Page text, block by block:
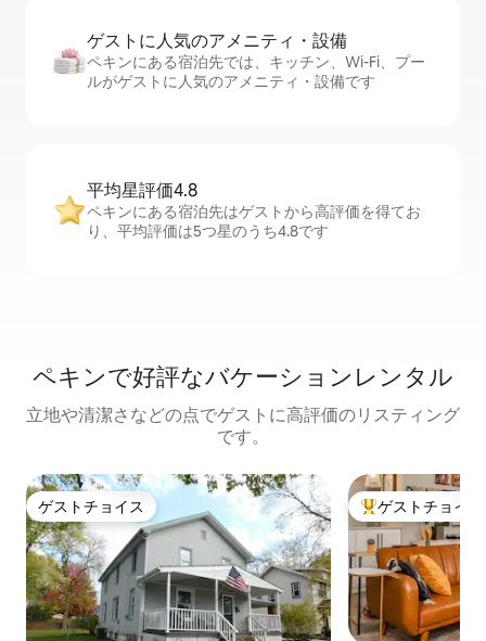
ゲストに人⁠気⁠のア⁠メ⁠ニ⁠テ⁠ィ・設⁠備
ペキンにある宿泊先では、キッチン、Wi-Fi、プー
ルがゲストに人気のアメニティ・設備です
平均星評価4.8
ペキンにある宿泊先はゲストから高評価を得てお
り、平均評価は5つ星のうち4.8です
ペキンで好評なバケーションレンタル
立地や清潔さなどの点でゲストに高評価のリスティング
です。
ゲストチョイス
ゲストチョイス 大好評のゲスト
ゲストチョイス